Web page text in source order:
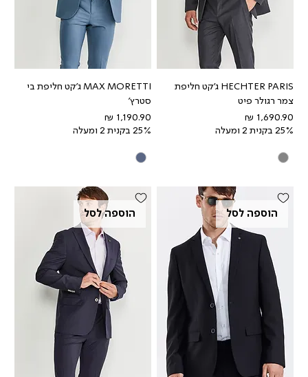
HECHTER PARIS ג'קט חליפת
צמר רגולר פיט
מחיר
25% בקנית 2 ומעלה
MAX MORETTI ג'קט חליפת בי
סטרץ'
מחיר
25% בקנית 2 ומעלה
הוספה לסל הוספה לסל